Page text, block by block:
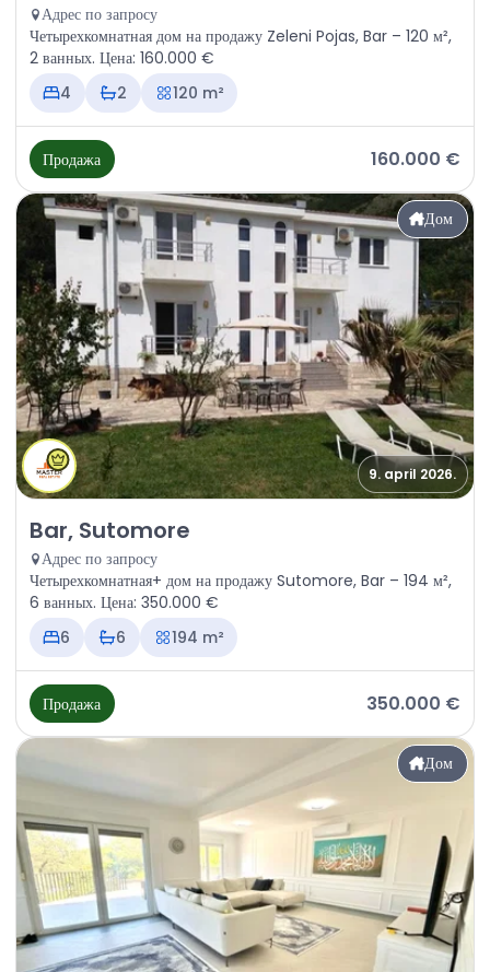
Адрес по запросу
Четырехкомнатная дом на продажу Zeleni Pojas, Bar – 120 м²,
2 ванных. Цена: 160.000 €
4
2 120 m²
Продажа 160.000 €
Дом
9. april 2026.
Продажа - Дом Bar, Sutomore
Bar, Sutomore
Адрес по запросу
Четырехкомнатная+ дом на продажу Sutomore, Bar – 194 м²,
6 ванных. Цена: 350.000 €
6
6 194 m²
Продажа 350.000 €
Дом